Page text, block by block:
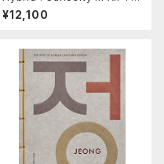
ngs
¥12,100